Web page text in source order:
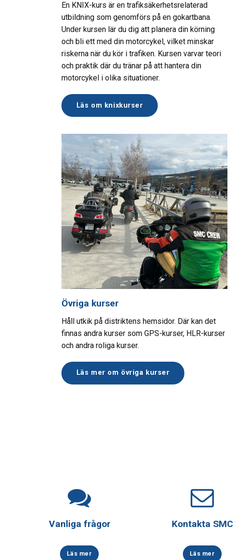
En KNIX-kurs är en trafiksäkerhetsrelaterad
utbildning som genomförs på en gokartbana.
Under kursen lär du dig att planera din körning
och bli ett med din motorcykel, vilket minskar
riskerna när du kör i trafiken. Kursen varvar teori
och praktik där du tränar på att hantera din
motorcykel i olika situationer.
Läs om knixkurser
Övriga kurser
Håll utkik på distriktens hemsidor. Där kan det
finnas andra kurser som GPS-kurser, HLR-kurser
och andra roliga kurser.
Läs mer om övriga kurser
Vanliga frågor
Läs mer
Kontakta SMC
Läs mer